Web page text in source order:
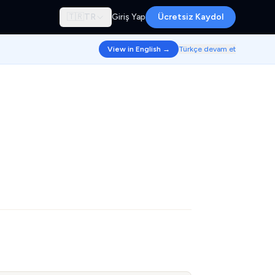
🇹🇷 TR Giriş Yap Ücretsiz Kaydol
View in English → Türkçe devam et